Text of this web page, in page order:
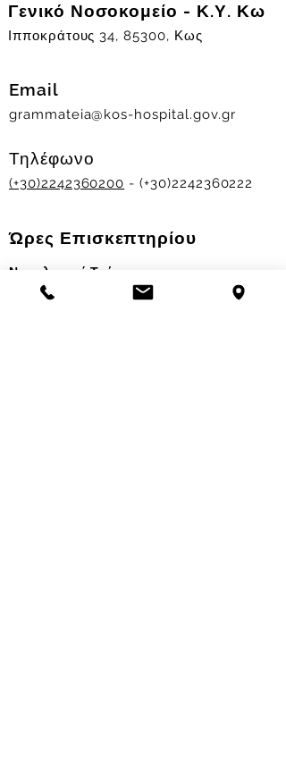
Γενικό Νοσοκομείο - Κ.Υ. Κω
Ιπποκράτους 34, 85300, Κως
Email
grammateia@kos-hospital.gov.gr
Τηλέφωνο
(+30)2242360200 - (+30)2242360222
Ώρες Επισκεπτηρίου
Νοσηλευτικά Τμήματα
Χειμερινό ωράριο: 11.00-13.00
17.30-19.30